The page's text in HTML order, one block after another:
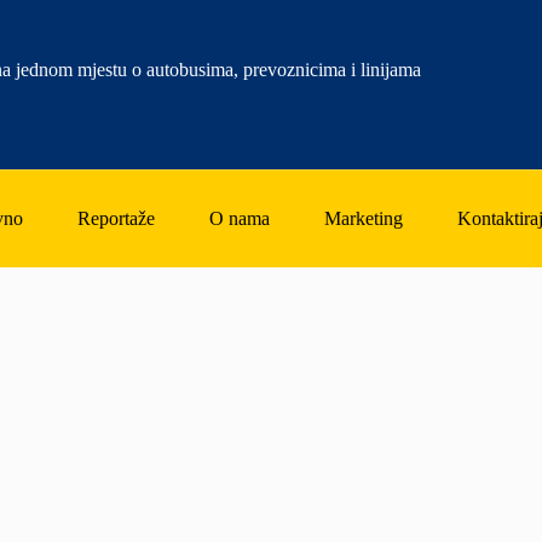
jednom mjestu o autobusima, prevoznicima i linijama
Reportaže O nama Marketing